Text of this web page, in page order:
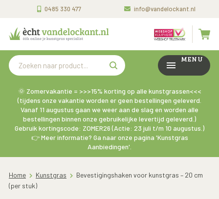
0485 330 477 info@vandelockant.nl
MENU
🌞 Zomervakantie = >>>15% korting op alle kunstgrassen<<<
(tijdens onze vakantie worden er geen bestellingen geleverd.
Vanaf 11 augustus gaan we weer aan de slag en worden alle
bestellingen binnen onze gebruikelijke levertijd geleverd.)
Gebruik kortingscode: ZOMER26 (Actie: 23 juli t/m 10 augustus.)
👉 Meer informatie? Ga naar onze pagina 'Kunstgras
Aanbiedingen'.
Home Kunstgras
Bevestigingshaken voor kunstgras – 20 cm
(per stuk)